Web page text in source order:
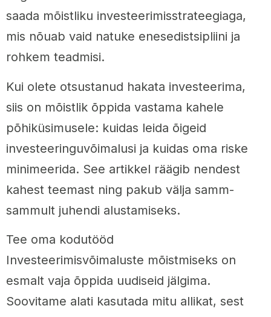
saada mõistliku investeerimisstrateegiaga,
mis nõuab vaid natuke enesedistsipliini ja
rohkem teadmisi.
Kui olete otsustanud hakata investeerima,
siis on mõistlik õppida vastama kahele
põhiküsimusele: kuidas leida õigeid
investeeringuvõimalusi ja kuidas oma riske
minimeerida. See artikkel räägib nendest
kahest teemast ning pakub välja samm-
sammult juhendi alustamiseks.
Tee oma kodutööd
Investeerimisvõimaluste mõistmiseks on
esmalt vaja õppida uudiseid jälgima.
Soovitame alati kasutada mitu allikat, sest